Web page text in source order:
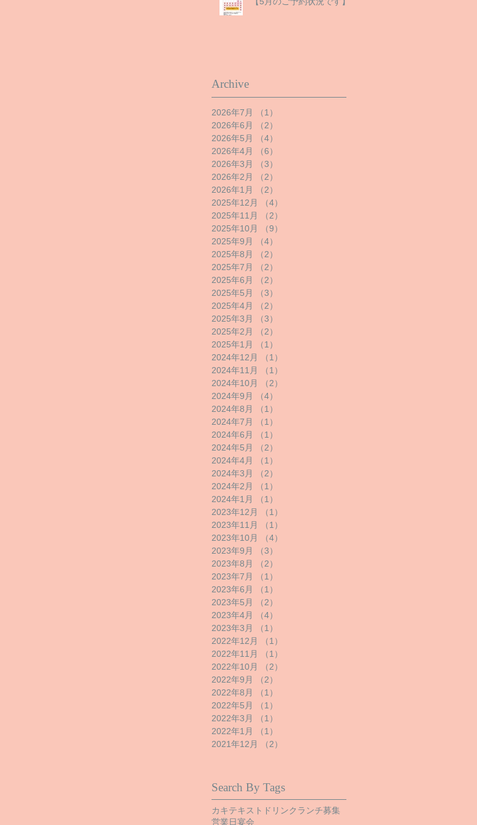
Archive
2026年7月 （1）
2026年6月
（2）
2026年5月
（4）
2026年4月
（6）
2026年3月
（3）
2026年2月
（2）
2026年1月
（2）
2025年12月
（4）
2025年11月
（2）
2025年10月
（9）
2025年9月
（4）
2025年8月
（2）
2025年7月
（2）
2025年6月
（2）
2025年5月
（3）
2025年4月
（2）
2025年3月
（3）
2025年2月
（2）
2025年1月
（1）
2024年12月
（1）
2024年11月
（1）
2024年10月
（2）
2024年9月
（4）
2024年8月
（1）
2024年7月
（1）
2024年6月
（1）
2024年5月
（2）
2024年4月
（1）
2024年3月
（2）
2024年2月
（1）
2024年1月
（1）
2023年12月
（1）
2023年11月
（1）
2023年10月
（4）
2023年9月
（3）
2023年8月
（2）
2023年7月
（1）
2023年6月
（1）
2023年5月
（2）
2023年4月
（4）
2023年3月
（1）
2022年12月
（1）
2022年11月
（1）
2022年10月
（2）
2022年9月
（2）
2022年8月
（1）
2022年5月
（1）
2022年3月
（1）
2022年1月
（1）
2021年12月
（2）
Search By Tags
カキテキスト ドリンクランチ募集
営業日宴会